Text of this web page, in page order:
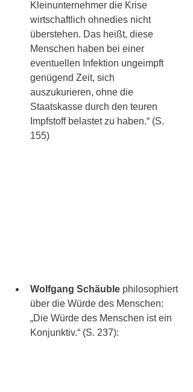
Kleinunternehmer die Krise
wirtschaftlich ohnedies nicht
überstehen. Das heißt, diese
Menschen haben bei einer
eventuellen Infektion ungeimpft
genügend Zeit, sich
auszukurieren, ohne die
Staatskasse durch den teuren
Impfstoff belastet zu haben.“ (S.
155)
Wolfgang Schäuble philosophiert
über die Würde des Menschen:
„Die Würde des Menschen ist ein
Konjunktiv.“ (S. 237):